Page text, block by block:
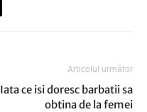
Articolul următor
Iata ce isi doresc barbatii sa
obtina de la femei